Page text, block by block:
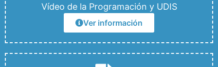
Vídeo de la Programación y UDIS
Ver información